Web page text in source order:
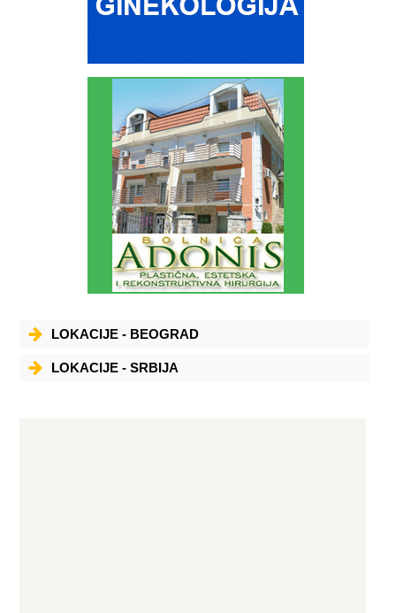
LOKACIJE - BEOGRAD
LOKACIJE - SRBIJA